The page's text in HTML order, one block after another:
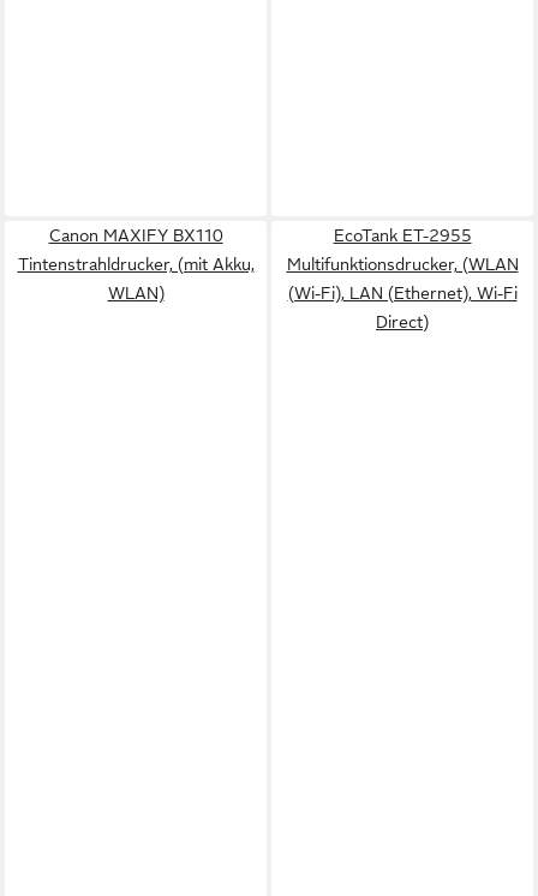
Canon MAXIFY BX110
Tintenstrahldrucker, (mit Akku,
WLAN)
EcoTank ET-2955
Multifunktionsdrucker, (WLAN
(Wi-Fi), LAN (Ethernet), Wi-Fi
Direct)